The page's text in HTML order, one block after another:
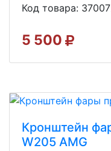
Код товара:
5 500
Кронштейн
W205 AMG